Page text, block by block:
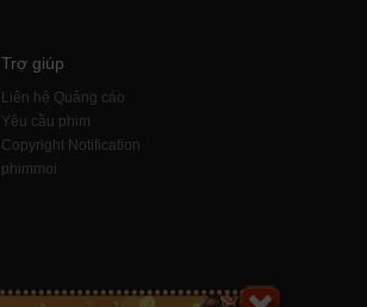
Trợ giúp
Liên hệ Quảng cáo
Yêu cầu phim
Copyright Notification
phimmoi